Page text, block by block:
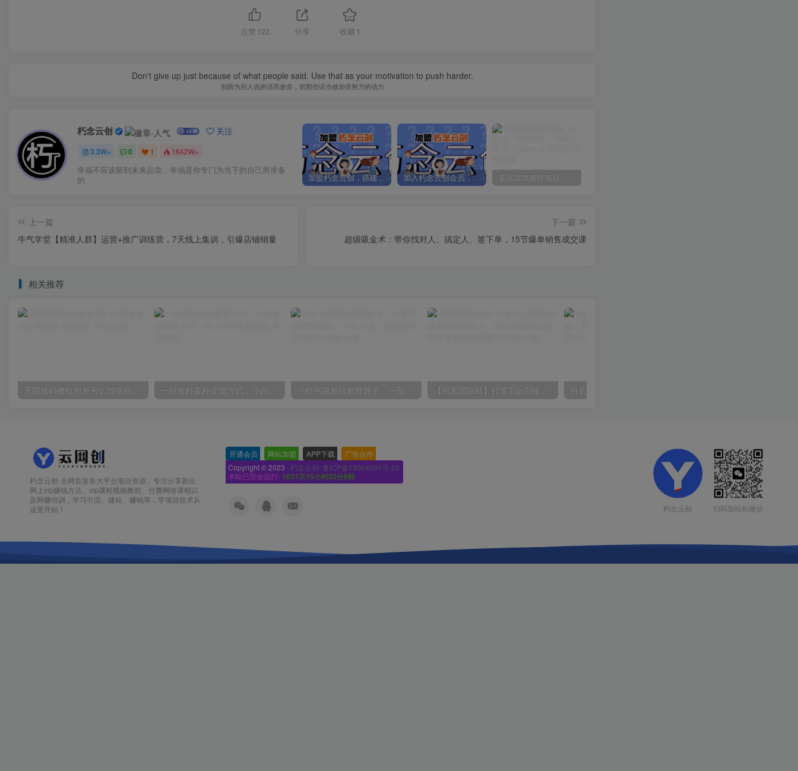
点赞 122 分享 收藏 1
Don't give up just because of what people said. Use that as your motivation to push harder.
别因为别人说的话而放弃，把那些话当做加倍努力的动力
朽念云创 关注
3.3W+ 0 1 1642W+
幸福不应该留到未来品尝，幸福是你专门为当下的自己所准备
的
加盟朽念云创，搭建同款项目资源站，实现日入2000+ 加入朽念云创会员，全站资源免费学习。 某讯游戏搬砖项目，0投入，可以挂机，轻松上手,月入3000+上不封顶
上一篇
牛气学堂【精准人群】运营+推广训练营，7天线上集训，引爆店铺销量
下一篇
超级吸金术：带你找对人、搞定人、签下单，15节爆单销售成交课
相关推荐
无限接码撸红包单号0.75项目无偿分享给你【揭秘】 一份资料多种变现方式，小白也能轻松上手，日入800不是问题 小红书最新拉新野路子，一部手机即可操作，一单15块，做得好日入2000+ 【阿里国际站】打造Top店铺&获得优质询盘客户，​95%的国际站讲师不会说的运营技巧
朽念云创-全网首发各大平台项目资源、专注分享新出
网上vip赚钱方法、vip课程视频教程、付费网络课程以
及网赚培训，学习引流、建站、赚钱等，学项目技术从
这里开始！
开通会员 网站加盟 APP下载 广告合作
Copyright © 2023 · 朽念云创· 鲁ICP备19064000号-26
本站已安全运行: 1637天15小时33分10秒
朽念云创 扫码加站长微信